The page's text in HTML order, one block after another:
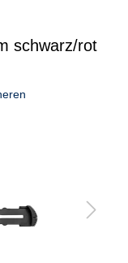
schwarz/rot